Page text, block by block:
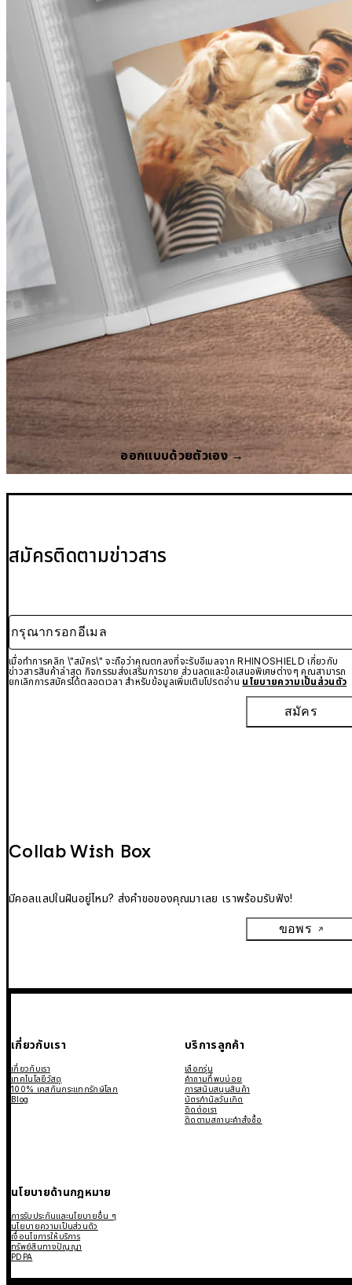
ออกแบบด้วยตัวเอง →
สมัครติดตามข่าวสาร
กรุณากรอกอีเมล
เมื่อทำการคลิก \"สมัคร\" จะถือว่าคุณตกลงที่จะรับอีเมลจาก RHINOSHIELD เกี่ยวกับ
ข่าวสารสินค้าล่าสุด กิจกรรมส่งเสริมการขาย ส่วนลดและข้อเสนอพิเศษต่างๆ คุณสามารถ
ยกเลิกการสมัครได้ตลอดเวลา สำหรับข้อมูลเพิ่มเติมโปรดอ่าน นโยบายความเป็นส่วนตัว
สมัคร
Collab Wish Box
มีคอลแลปในฝันอยู่ไหม? ส่งคำขอของคุณมาเลย เราพร้อมรับฟัง!
ขอพร
เกี่ยวกับเรา
เกี่ยวกับเรา
เทคโนโลยีวัสดุ
100% เคสกันกระแทกรักษ์โลก
Blog
บริการลูกค้า
เลือกรุ่น
คำถามที่พบบ่อย
การสนับสนุนสินค้า
บัตรกำนัลวันเกิด
ติดต่อเรา
ติดตามสถานะคำสั่งซื้อ
นโยบายด้านกฎหมาย
การรับประกันและนโยบายอื่น ๆ
นโยบายความเป็นส่วนตัว
เงื่อนไขการให้บริการ
ทรัพย์สินทางปัญญา
PDPA